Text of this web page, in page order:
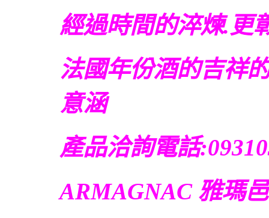
經過時間的淬煉.更
法國年份酒的吉祥
意涵
產品洽詢電話
ARMAGNAC 雅瑪